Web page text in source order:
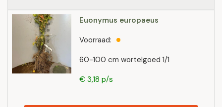
Euonymus europaeus
60-100 cm wortelgoed 1/1
Voorraad:
€ 3,18 p/s